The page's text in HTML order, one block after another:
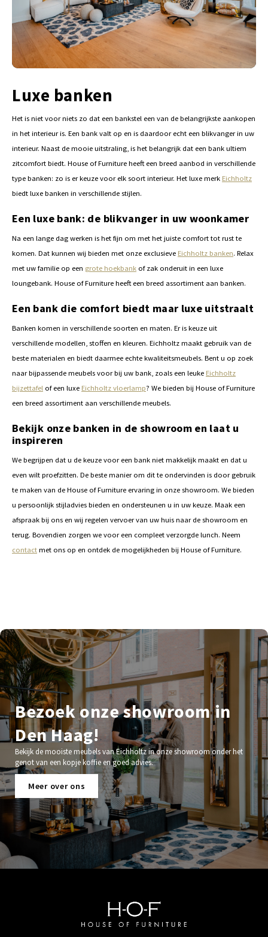
Luxe banken
Het is niet voor niets zo dat een bankstel een van de belangrijkste aankopen
in het interieur is. Een bank valt op en is daardoor echt een blikvanger in uw
interieur. Naast de mooie uitstraling, is het belangrijk dat een bank ultiem
zitcomfort biedt. House of Furniture heeft een breed aanbod in verschillende
type banken: zo is er keuze voor elk soort interieur. Het luxe merk Eichholtz
biedt luxe banken in verschillende stijlen.
Een luxe bank: de blikvanger in uw woonkamer
Na een lange dag werken is het fijn om met het juiste comfort tot rust te
komen. Dat kunnen wij bieden met onze exclusieve Eichholtz banken. Relax
met uw familie op een grote hoekbank of zak onderuit in een luxe
loungebank. House of Furniture heeft een breed assortiment aan banken.
Een bank die comfort biedt maar luxe uitstraalt
Banken komen in verschillende soorten en maten. Er is keuze uit
verschillende modellen, stoffen en kleuren. Eichholtz maakt gebruik van de
beste materialen en biedt daarmee echte kwaliteitsmeubels. Bent u op zoek
naar bijpassende meubels voor bij uw bank, zoals een leuke Eichholtz
bijzettafel of een luxe Eichholtz vloerlamp? We bieden bij House of Furniture
een breed assortiment aan verschillende meubels.
Bekijk onze banken in de showroom en laat u
inspireren
We begrijpen dat u de keuze voor een bank niet makkelijk maakt en dat u
even wilt proefzitten. De beste manier om dit te ondervinden is door gebruik
te maken van de House of Furniture ervaring in onze showroom. We bieden
u persoonlijk stijladvies bieden en ondersteunen u in uw keuze. Maak een
afspraak bij ons en wij regelen vervoer van uw huis naar de showroom en
terug. Bovendien zorgen we voor een compleet verzorgde lunch. Neem
contact met ons op en ontdek de mogelijkheden bij House of Furniture.
Bezoek onze showroom in
Den Haag!
Bekijk de mooiste meubels van Eichholtz in onze showroom onder het
genot van een kopje koffie en goed advies.
Meer over ons